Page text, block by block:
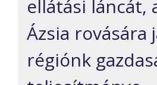
ellátási láncát,
Ázsia rovására
régiónk